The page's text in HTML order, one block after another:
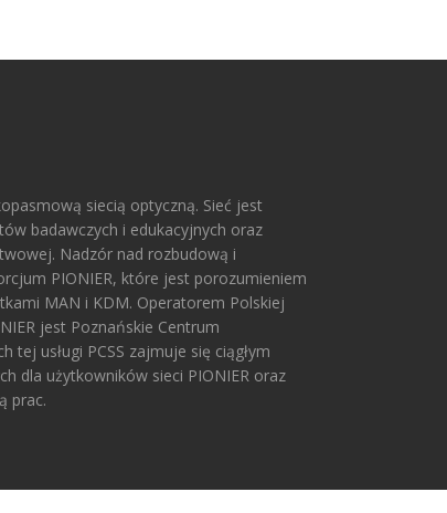
siecią optyczną. Sieć jest
badawczych i edukacyjnych oraz
Nadzór nad rozbudową i
PIONIER, które jest porozumieniem
MAN i KDM. Operatorem Polskiej
jest Poznańskie Centrum
tej usługi PCSS zajmuje się ciągłym
dla użytkowników sieci PIONIER oraz
prac.